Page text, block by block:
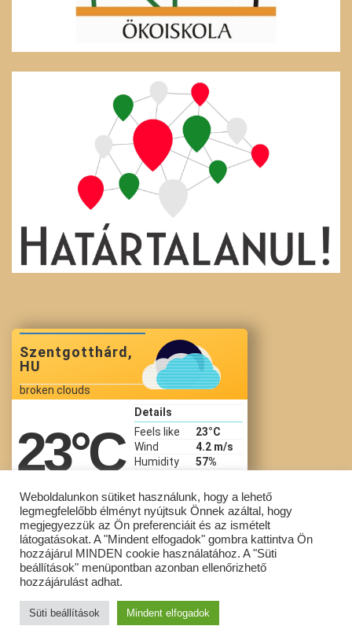
Szentgotthárd,
HU
broken clouds
23°C
Details
Feels like
23°C
Wind
4.2 m/s
Humidity
57%
Pressure
1015 hPa
22:33 Aug 6
Copyright © Szent Gotthárd Általános Iskola All Rights Reserved.
Powered byWordPresswithLightning Theme
Expansion Unit
Weboldalunkon sütiket használunk, hogy a lehető
legmegfelelőbb élményt nyújtsuk Önnek azáltal, hogy
megjegyezzük az Ön preferenciáit és az ismételt
látogatásokat. A "Mindent elfogadok" gombra kattintva Ön
hozzájárul MINDEN cookie használatához. A "Süti
beállítások" menüpontban azonban ellenőrizhető
hozzájárulást adhat.
Süti beállítások Mindent elfogadok